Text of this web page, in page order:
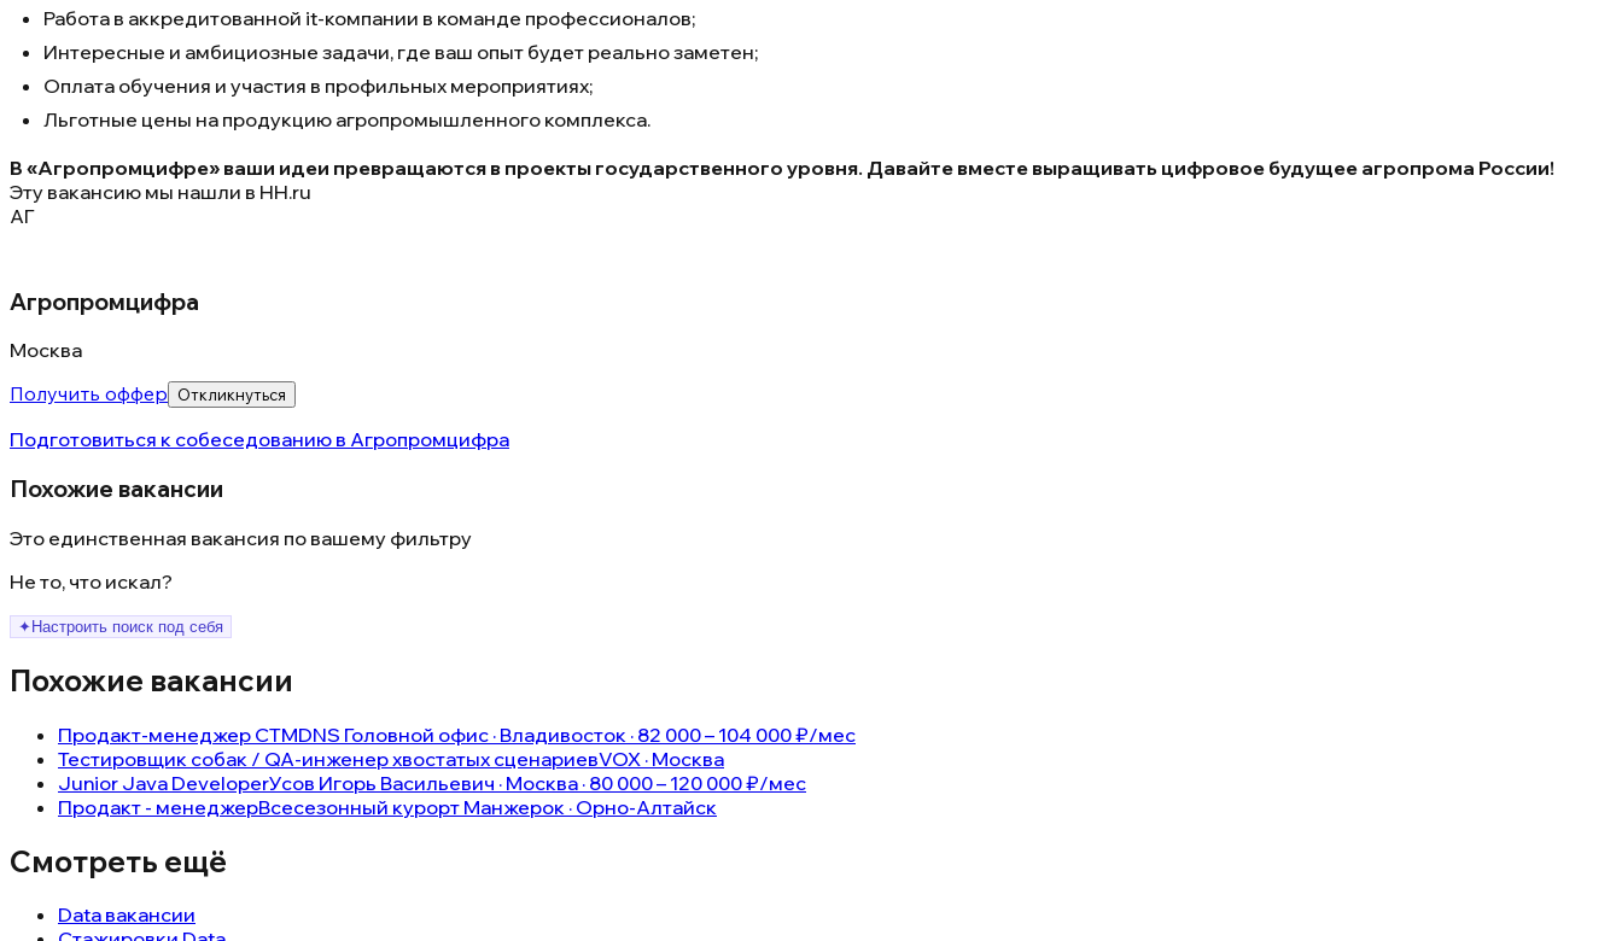
Работа в аккредитованной it-компании в команде профессионалов;
Интересные и амбициозные задачи, где ваш опыт будет реально заметен;
Оплата обучения и участия в профильных мероприятиях;
Льготные цены на продукцию агропромышленного комплекса.
В «Агропромцифре» ваши идеи превращаются в проекты государственного уровня. Давайте вместе выращивать цифровое будущее агропрома России!
Эту вакансию мы нашли в HH.ru
АГ
Агропромцифра
Москва
Получить оффер
Откликнуться
Подготовиться к собеседованию в Агропромцифра
Похожие вакансии
Это единственная вакансия по вашему фильтру
Не то, что искал?
✦ Настроить поиск под себя
Похожие вакансии
Продакт-менеджер СТМDNS Головной офис · Владивосток · 82 000 – 104 000 ₽/мес
Тестировщик собак / QA-инженер хвостатых сценариевVOX · Москва
Junior Java DeveloperУсов Игорь Васильевич · Москва · 80 000 – 120 000 ₽/мес
Продакт - менеджерВсесезонный курорт Манжерок · Орно-Алтайск
Смотреть ещё
Data вакансии